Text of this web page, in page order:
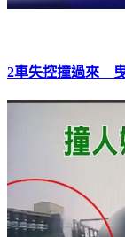
2車失控撞過來